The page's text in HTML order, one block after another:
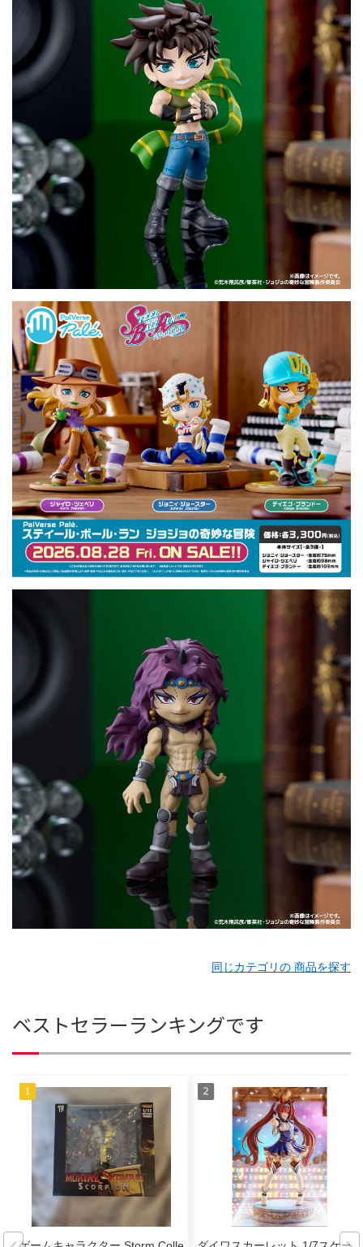
同じカテゴリの 商品を探す
ベストセラーランキングです